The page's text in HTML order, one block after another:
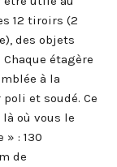
12 tiroirs (2
des objets
étagère
à la
et soudé. Ce
où vous le
: 130
de